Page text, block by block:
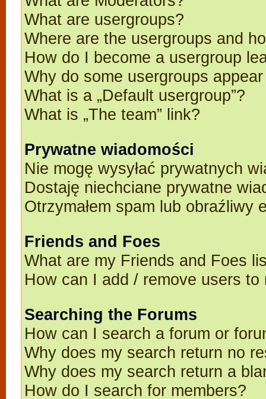
What are usergroups?
Where are the usergroups and
How do I become a usergroup
Why do some usergroups
What is a „Default usergroup”?
What is „The team” link?
Prywatne wiadomości
Nie mogę wysyłać prywatnych
Dostaję niechciane prywatne
Otrzymałem spam lub obraźliwy
Friends and Foes
What are my Friends and Foes
How can I add / remove users
Searching the Forums
How can I search a forum or
Why does my search return no
Why does my search return a
How do I search for members?